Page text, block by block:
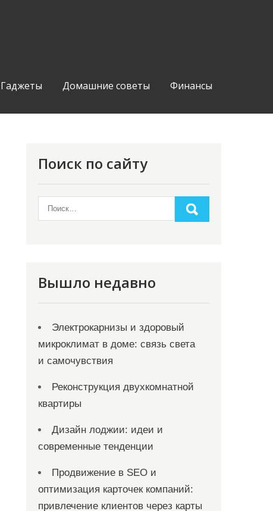
Гаджеты Домашние советы Финансы
Поиск по сайту
Вышло недавно
Электрокарнизы и здоровый
микроклимат в доме: связь света
и самочувствия
Реконструкция двухкомнатной
квартиры
Дизайн лоджии: идеи и
современные тенденции
Продвижение в SEO и
оптимизация карточек компаний:
привлечение клиентов через карты